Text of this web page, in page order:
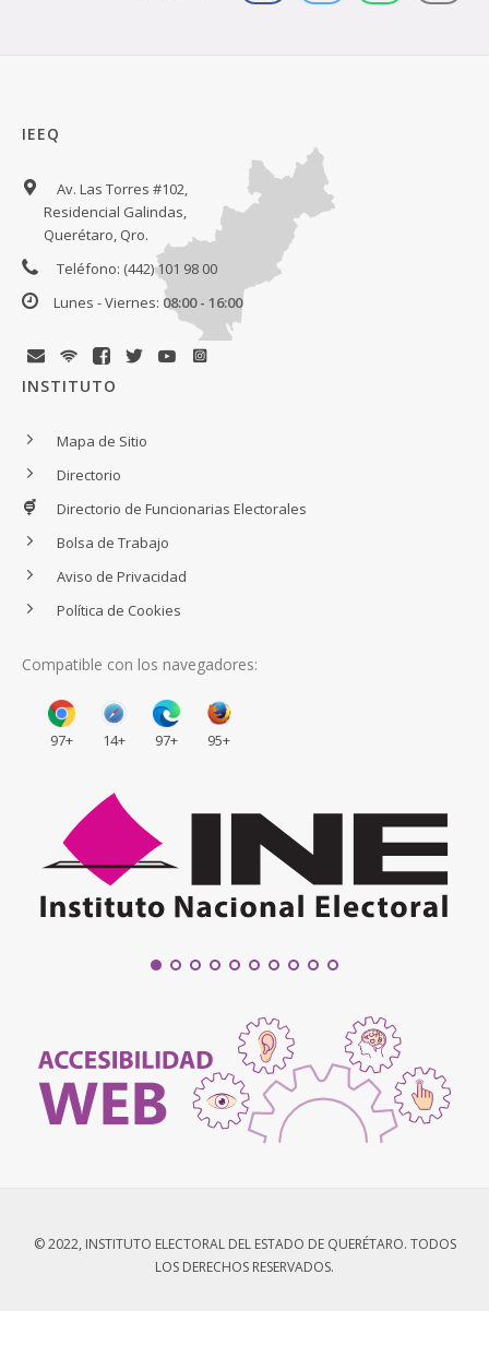
IEEQ
Av. Las Torres #102,
Residencial Galindas,
Querétaro, Qro.
Teléfono: (442) 101 98 00
Lunes - Viernes: 08:00 - 16:00
INSTITUTO
Mapa de Sitio
Directorio
Directorio de Funcionarias Electorales
Bolsa de Trabajo
Aviso de Privacidad
Política de Cookies